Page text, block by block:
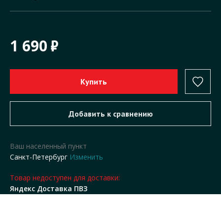
1 690
Ваш населенный пункт
Санкт-Петербург Изменить
Товар недоступен для доставки:
Яндекс Доставка ПВЗ